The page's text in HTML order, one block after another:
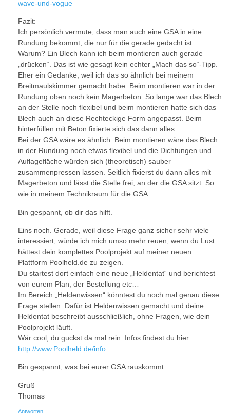
wave-und-vogue
Fazit:
Ich persönlich vermute, dass man auch eine GSA in eine
Rundung bekommt, die nur für die gerade gedacht ist.
Warum? Ein Blech kann ich beim montieren auch gerade
„drücken“. Das ist wie gesagt kein echter „Mach das so“-Tipp.
Eher ein Gedanke, weil ich das so ähnlich bei meinem
Breitmaulskimmer gemacht habe. Beim montieren war in der
Rundung oben noch kein Magerbeton. So lange war das Blech
an der Stelle noch flexibel und beim montieren hatte sich das
Blech auch an diese Rechteckige Form angepasst. Beim
hinterfüllen mit Beton fixierte sich das dann alles.
Bei der GSA wäre es ähnlich. Beim montieren wäre das Blech
in der Rundung noch etwas flexibel und die Dichtungen und
Auflagefläche würden sich (theoretisch) sauber
zusammenpressen lassen. Seitlich fixierst du dann alles mit
Magerbeton und lässt die Stelle frei, an der die GSA sitzt. So
wie in meinem Technikraum für die GSA.
Bin gespannt, ob dir das hilft.
Eins noch. Gerade, weil diese Frage ganz sicher sehr viele
interessiert, würde ich mich umso mehr reuen, wenn du Lust
hättest dein komplettes Poolprojekt auf meiner neuen
Plattform Poolheld .de zu zeigen.
Du startest dort einfach eine neue „Heldentat“ und berichtest
von eurem Plan, der Bestellung etc…
Im Bereich „Heldenwissen“ könntest du noch mal genau diese
Frage stellen. Dafür ist Heldenwissen gemacht und deine
Heldentat beschreibt ausschließlich, ohne Fragen, wie dein
Poolprojekt läuft.
Wär cool, du guckst da mal rein. Infos findest du hier:
http://www.Poolheld.de/info
Bin gespannt, was bei eurer GSA rauskommt.
Gruß
Thomas
Antworten